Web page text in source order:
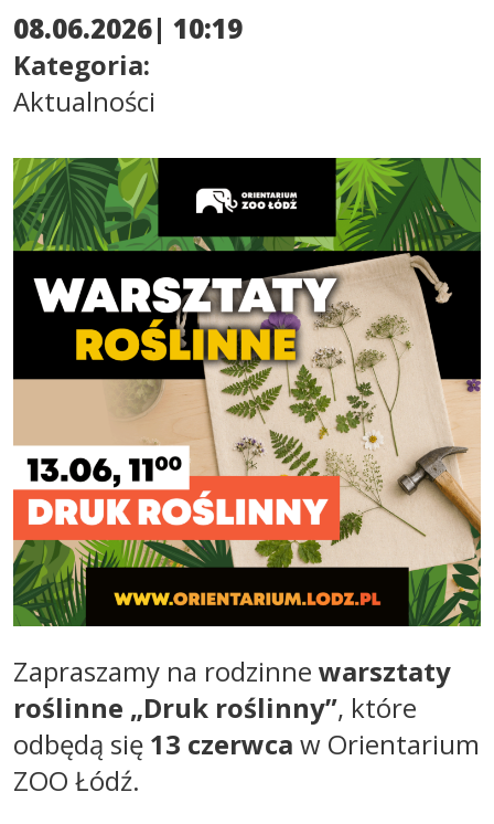
08.06.2026| 10:19
Kategoria:
Aktualności
Zapraszamy na rodzinne warsztaty
roślinne „Druk roślinny”, które
odbędą się 13 czerwca w Orientarium
ZOO Łódź.